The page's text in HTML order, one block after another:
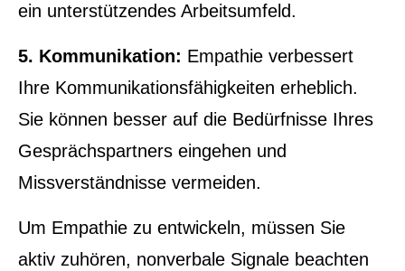
ein unterstützendes Arbeitsumfeld.
5. Kommunikation: Empathie verbessert
Ihre Kommunikationsfähigkeiten erheblich.
Sie können besser auf die Bedürfnisse Ihres
Gesprächspartners eingehen und
Missverständnisse vermeiden.
Um Empathie zu entwickeln, müssen Sie
aktiv zuhören, nonverbale Signale beachten